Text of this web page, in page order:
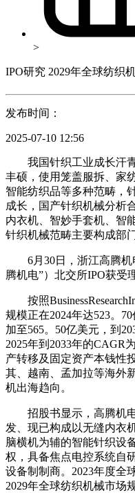
>
IPO研究 2029年全球纺织
发布时间：
2025-07-10 12:56
我国针织工业成长汗青
丰硕，使用笼盖服拆、家
智能纺织品等多种范畴，
成长，国产针织机械分析
内衣机、智妙手套机、智
针织机械范畴主要构成部门
6月30日，浙江高腾机
腾机电”）北交所IPO获受
按照
规模正在2024年达523。
加至565。50亿美元，到
2025年到2033年的CAGR
产转移及固定资产本钱性
其、越南、孟加拉等海外
机出海趋向。
招股书显示，高腾机电
发、现已构成以无缝内衣
脑横机为辅的智能针织设
权，具备焦点电控系统自
设备制制商。2023年度全
2029年全球纺织机械市场